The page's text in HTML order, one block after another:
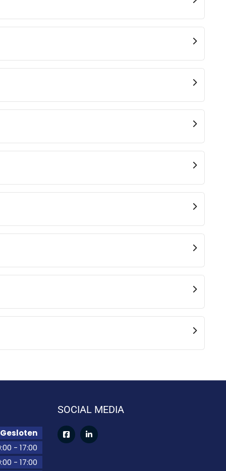
Gesloten
- 17:00
- 17:00
SOCIAL MEDIA